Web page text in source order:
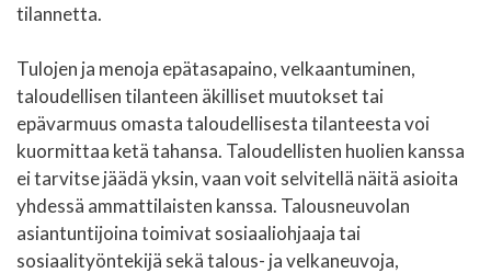
tilannetta.
Tulojen ja menoja epätasapaino, velkaantuminen,
taloudellisen tilanteen äkilliset muutokset tai
epävarmuus omasta taloudellisesta tilanteesta voi
kuormittaa ketä tahansa. Taloudellisten huolien kanssa
ei tarvitse jäädä yksin, vaan voit selvitellä näitä asioita
yhdessä ammattilaisten kanssa. Talousneuvolan
asiantuntijoina toimivat sosiaaliohjaaja tai
sosiaalityöntekijä sekä talous- ja velkaneuvoja,